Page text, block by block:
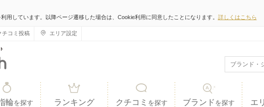
用しています。以降ページ遷移した場合は、Cookie利用に同意したことになります。 詳しくはこちら
チコミ投稿 エリア設定
輪を探す ランキング クチコミ を探す ブランド を探す エ